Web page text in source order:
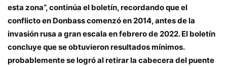
esta zona”, continúa el boletín, recordando que el
conflicto en Donbass comenzó en 2014, antes de la
invasión rusa a gran escala en febrero de 2022. El boletín
concluye que se obtuvieron resultados mínimos.
probablemente se logró al retirar la cabecera del puente